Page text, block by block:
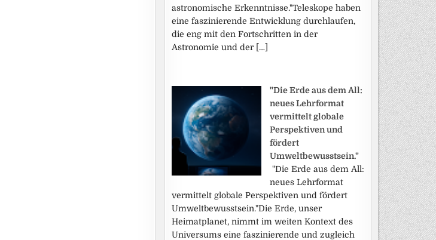
astronomische Erkenntnisse."Teleskope haben
eine faszinierende Entwicklung durchlaufen,
die eng mit den Fortschritten in der
Astronomie und der […]
"Die Erde aus dem All:
neues Lehrformat
vermittelt globale
Perspektiven und
fördert
Umweltbewusstsein."
"Die Erde aus dem All:
neues Lehrformat
vermittelt globale Perspektiven und fördert
Umweltbewusstsein."Die Erde, unser
Heimatplanet, nimmt im weiten Kontext des
Universums eine faszinierende und zugleich